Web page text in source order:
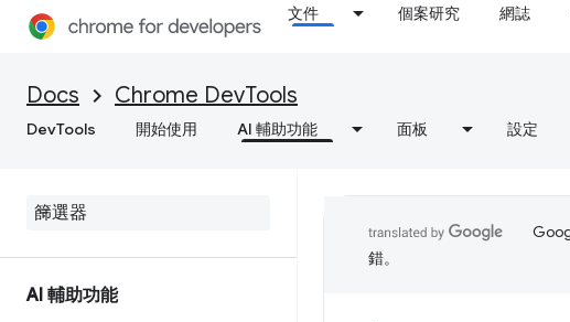
文件 個案研究 網誌
Docs Chrome DevTools
DevTools 開始使用 AI 輔助功能 面板 設定
AI 輔助功能
錯。